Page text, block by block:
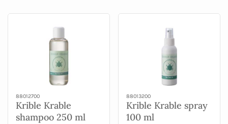
88012700
Krible Krable
shampoo 250 ml
88013200
Krible Krable spray
100 ml